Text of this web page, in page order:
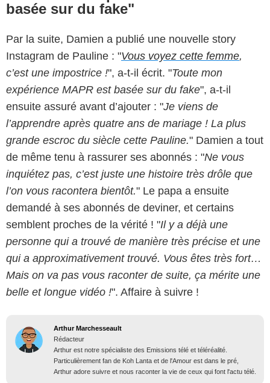
basée sur du fake"
Par la suite, Damien a publié une nouvelle story
Instagram de Pauline : "Vous voyez cette femme,
c’est une impostrice !", a-t-il écrit. "Toute mon
expérience MAPR est basée sur du fake", a-t-il
ensuite assuré avant d’ajouter : "Je viens de
l’apprendre après quatre ans de mariage ! La plus
grande escroc du siècle cette Pauline." Damien a tout
de même tenu à rassurer ses abonnés : "Ne vous
inquiétez pas, c’est juste une histoire très drôle que
l’on vous racontera bientôt." Le papa a ensuite
demandé à ses abonnés de deviner, et certains
semblent proches de la vérité ! "Il y a déjà une
personne qui a trouvé de manière très précise et une
qui a approximativement trouvé. Vous êtes très fort…
Mais on va pas vous raconter de suite, ça mérite une
belle et longue vidéo !". Affaire à suivre !
Arthur Marchesseault
Rédacteur
Arthur est notre spécialiste des Emissions télé et téléréalité.
Particulièrement fan de Koh Lanta et de l'Amour est dans le pré,
Arthur adore suivre et nous raconter la vie de ceux qui font l'actu télé.